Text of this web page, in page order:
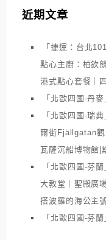
近期文章
「捷運：台北
點心主廚：柏欽
港式點心套餐｜
「北歐四國-丹
「北歐四國-瑞
爾街Fjällgatan觀
瓦薩沉船博物館|
「北歐四國-芬
大教堂｜聖殿廣
搭波羅的海公主
「北歐四國-芬